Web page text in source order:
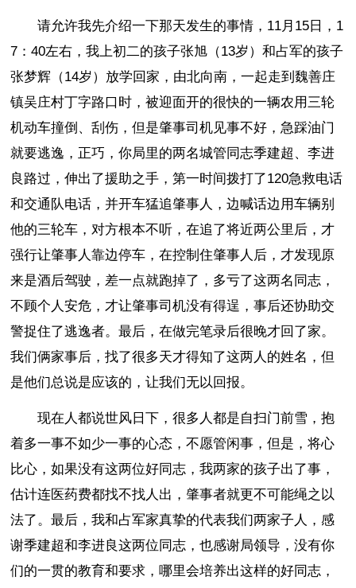
请允许我先介绍一下那天发生的事情，11月15日，1
7：40左右，我上初二的孩子张旭（13岁）和占军的孩子
张梦辉（14岁）放学回家，由北向南，一起走到魏善庄
镇吴庄村丁字路口时，被迎面开的很快的一辆农用三轮
机动车撞倒、刮伤，但是肇事司机见事不好，急踩油门
就要逃逸，正巧，你局里的两名城管同志季建超、李进
良路过，伸出了援助之手，第一时间拨打了120急救电话
和交通队电话，并开车猛追肇事人，边喊话边用车辆别
他的三轮车，对方根本不听，在追了将近两公里后，才
强行让肇事人靠边停车，在控制住肇事人后，才发现原
来是酒后驾驶，差一点就跑掉了，多亏了这两名同志，
不顾个人安危，才让肇事司机没有得逞，事后还协助交
警捉住了逃逸者。最后，在做完笔录后很晚才回了家。
我们俩家事后，找了很多天才得知了这两人的姓名，但
是他们总说是应该的，让我们无以回报。
现在人都说世风日下，很多人都是自扫门前雪，抱
着多一事不如少一事的心态，不愿管闲事，但是，将心
比心，如果没有这两位好同志，我两家的孩子出了事，
估计连医药费都找不找人出，肇事者就更不可能绳之以
法了。最后，我和占军家真挚的代表我们两家子人，感
谢季建超和李进良这两位同志，也感谢局领导，没有你
们的一贯的教育和要求，哪里会培养出这样的好同志，